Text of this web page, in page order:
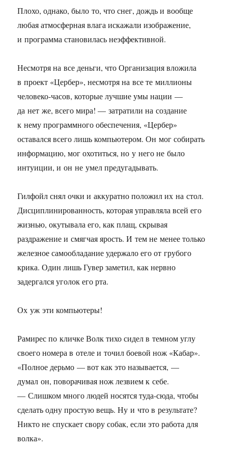
Плохо, однако, было то, что снег, дождь и вообще
любая атмосферная влага искажали изображение,
и программа становилась неэффективной.
Несмотря на все деньги, что Организация вложила
в проект «Цербер», несмотря на все те миллионы
человеко-часов, которые лучшие умы нации —
да нет же, всего мира! — затратили на создание
к нему программного обеспечения, «Цербер»
оставался всего лишь компьютером. Он мог собирать
информацию, мог охотиться, но у него не было
интуиции, и он не умел предугадывать.
Гилфойл снял очки и аккуратно положил их на стол.
Дисциплинированность, которая управляла всей его
жизнью, окутывала его, как плащ, скрывая
раздражение и смягчая ярость. И тем не менее только
железное самообладание удержало его от грубого
крика. Один лишь Гувер заметил, как нервно
задергался уголок его рта.
Ох уж эти компьютеры!
Рамирес по кличке Волк тихо сидел в темном углу
своего номера в отеле и точил боевой нож «Кабар».
«Полное дерьмо — вот как это называется, —
думал он, поворачивая нож лезвием к себе.
— Слишком много людей носятся туда-сюда, чтобы
сделать одну простую вещь. Ну и что в результате?
Никто не спускает свору собак, если это работа для
волка».